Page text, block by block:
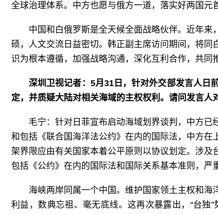
全球治理体系。中方也愿与俄方一道，落实好两国
中国和白俄罗斯是全天候全面战略伙伴。近年
硕，人文交流日益密切。韩正副主席访问期间，将
识为根本遵循，加强战略沟通，深化互利合作，共
深圳卫视记者：5月31日，针对外交部发言人日
定，并质疑大陆对相关海域的主权权利。请问发言人
毛宁：针对日菲宣布启动海域划界谈判，中方
和包括《联合国海洋法公约》在内的国际法，中方
架界限应由有关国家本着公平原则以协议划定。涉
包括《公约》在内的国际法和国际关系基本准则，严
海峡两岸同属一个中国。维护国家领土主权和
利益，数典忘祖、毫无底线。这再次暴露出，“台独